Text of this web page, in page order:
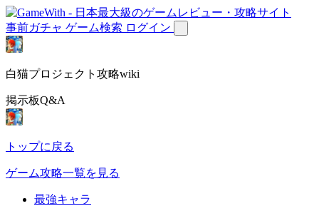
事前ガチャ ゲーム検索 ログイン
白猫プロジェクト攻略wiki
掲示板Q&A
トップに戻る
ゲーム攻略一覧を見る
最強キャラ